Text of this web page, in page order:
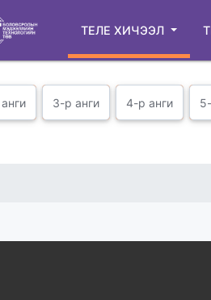
ТЕЛЕ ХИЧЭЭЛ
3-р анги 4-р анги